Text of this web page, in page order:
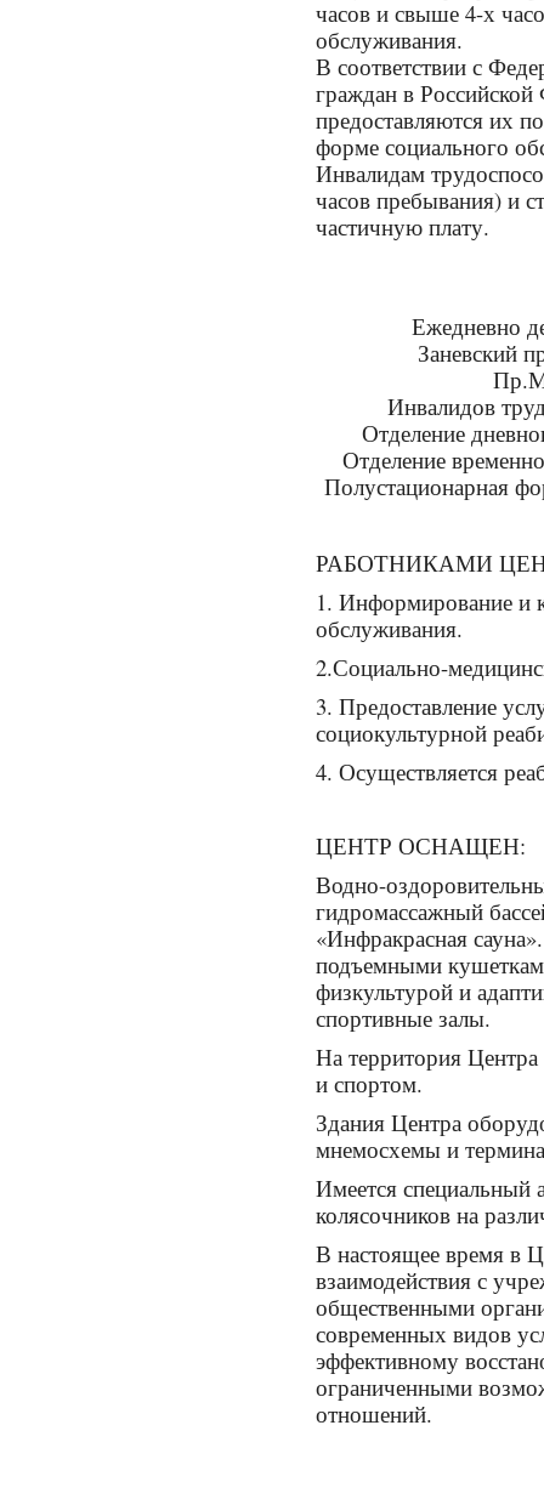
часов и свыше 4-х
обслуживания.
В соответствии с
граждан в
предоставляются их
форме социального
Инвалидам
часов пребывания) и
частичную плату.
Ежедневно
Заневский
Инвалидов
Отделение
Отделение
Полустационарная
РАБОТНИКАМИ
1. Информирование и
обслуживания.
2.Социально-
3. Предоставление
социокультурной
4. Осуществляется
ЦЕНТР ОСНАЩЕН:
Водно-
гидромассажный
«Инфракрасная
подъемными
физкультурой и
спортивные залы.
На территория
и спортом.
Здания Центра
мнемосхемы и
Имеется специальный
колясочников на
В настоящее время в
взаимодействия с
общественными
современных видов
эффективному
ограниченными
отношений.